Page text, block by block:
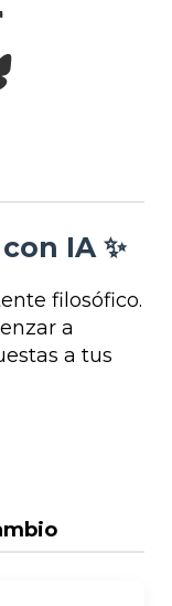
IA ✨
filosófico.
a
a tus